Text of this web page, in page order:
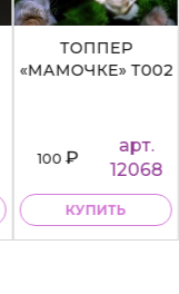
ТОППЕР
«МАМОЧКЕ» Т002
100₽
арт.
12068
КУПИТЬ